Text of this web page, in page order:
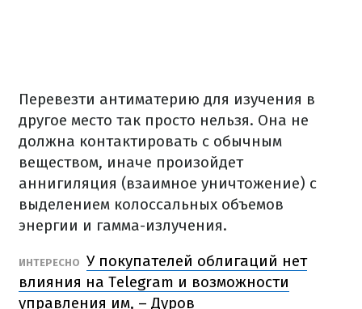
Перевезти антиматерию для изучения в
другое место так просто нельзя. Она не
должна контактировать с обычным
веществом, иначе произойдет
аннигиляция (взаимное уничтожение) с
выделением колоссальных объемов
энергии и гамма-излучения.
ИНТЕРЕСНО У покупателей облигаций нет
влияния на Telegram и возможности
управления им, – Дуров